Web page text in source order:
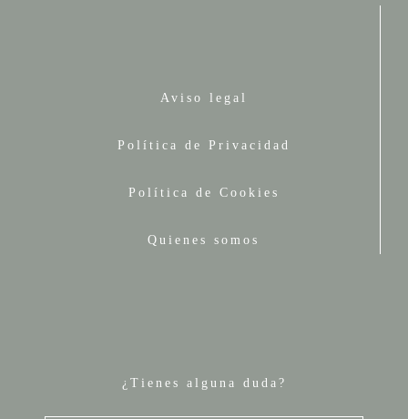
Aviso legal
Política de Privacidad
Política de Cookies
Quienes somos
¿Tienes alguna duda?